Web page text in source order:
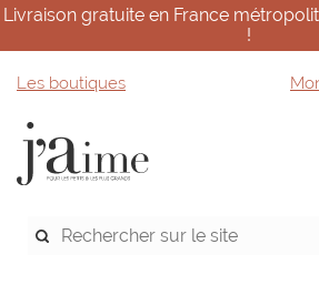
Livraison gratuite en France
!
Les boutiques